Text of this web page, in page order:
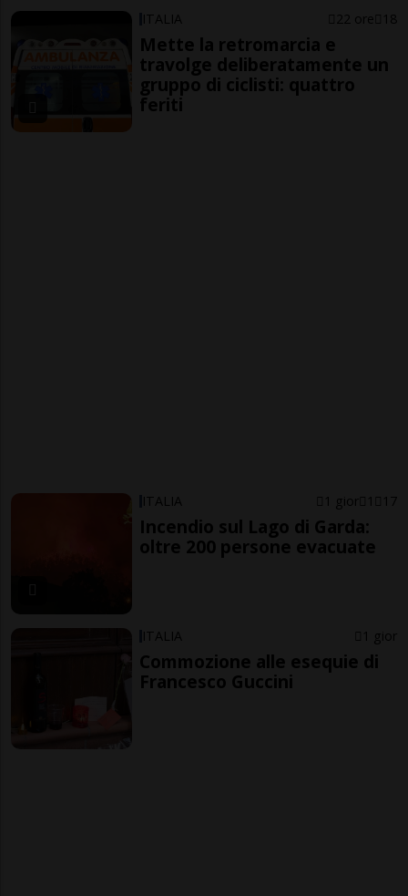
ITALIA 22 ore 18
Mette la retromarcia e
travolge deliberatamente un
gruppo di ciclisti: quattro
feriti
ITALIA 1 gior 1 17
Incendio sul Lago di Garda:
oltre 200 persone evacuate
ITALIA 1 gior
Commozione alle esequie di
Francesco Guccini